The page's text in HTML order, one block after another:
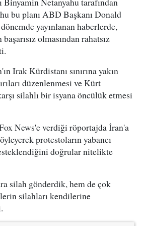
bu planı ABD Başkanı Donald
yayınlanan haberlerde,
olmasından rahatsız
Irak Kürdistanı sınırına yakın
düzenlenmesi ve Kürt
silahlı bir isyana öncülük etmesi
News'e verdiği röportajda İran'a
protestoların yabancı
doğrular nitelikte
silah gönderdik, hem de çok
silahları kendilerine